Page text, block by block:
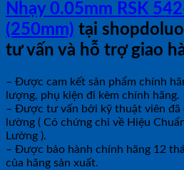
Nhạy 0.05mm RSK
(250mm) tại
tư vấn và hỗ trợ giao
– Được cam kết sản phẩm chính
lượng, phụ kiện đi kèm chính hãng.
– Được tư vấn bởi kỹ thuật viên đã
lường ( Có chứng chỉ về Hiệu
Lường ).
– Được bảo hành chính hãng 12
của hãng sản xuất.